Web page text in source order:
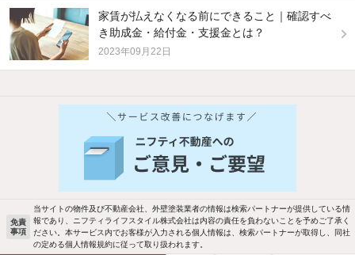
家賃が払えなくなる前にできること｜確認すべ
き助成金・給付金・支援金とは？
2023年09月22日
他の人はこんな条件で絞り込んでいます！
バス・トイレ別 2階以上
洗濯機置場あり 独立洗面台
新着物件メール通知
ご希望の条件の物件が見つかり次第、メ
新着メール通知を受け取る
免責
事項
当サイトの物件及び不動産会社、外壁塗装業者の情報は検索パートナーが提供している情
報であり、ニフティライフスタイル株式会社は内容の責任を負わないことを予めご了承く
ださい。本サービス内でお客様が入力される個人情報は、検索パートナーが取得し、同社
の定める個人情報規約に従って取り扱われます。